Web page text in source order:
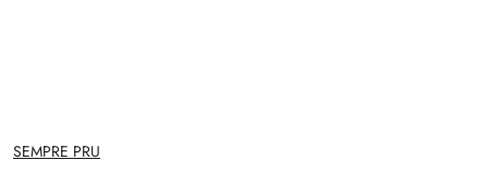
NAZWA
PRODUCENTA:
SEMPRE PRU